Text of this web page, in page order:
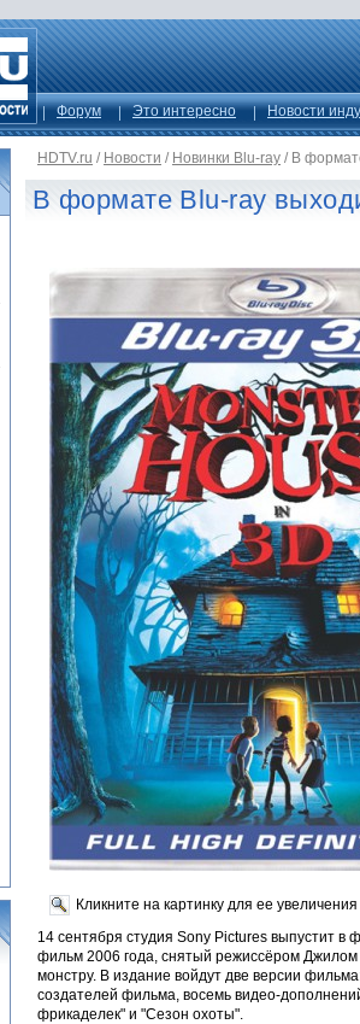
Форум Это интересно Новости
HDTV.ru / Новости / Новинки Blu-ray / В
В формате Blu-ray
Кликните на картинку для ее увеличения
14 сентября студия Sony Pictures выпустит
фильм 2006 года, снятый режиссёром Джилом
монстру. В издание войдут две версии
создателей фильма, восемь видео-
фрикаделек" и "Сезон охоты".